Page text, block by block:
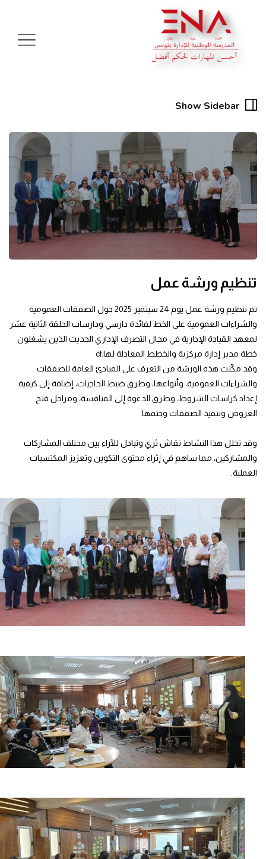
Show Sidebar
تنظيم ورشة عمل
تم تنظيم ورشة عمل يوم 24 سبتمبر 2025 حول الصفقات العمومية
والشراءات العمومية على الخط لفائدة دارسي ودارسات الحلقة الثانية عشر
لمعهد القيادة الإدارية في مجال التصرف الإداري الحديث الذين يشغلون
خطة مدير إدارة مركزية والخطط المعادلة لها.cf
وقد مكّنت هذه الورشة من التعرف على المبادئ العامة للصفقات
والشراءات العمومية، وأنواعها، وطرق ضبط الحاجيات، إضافة إلى كيفية
إعداد كراسات الشروط، وطرق الدعوة إلى المنافسة، ومراحل فتح
العروض وتنفيذ الصفقات وختمها.
وقد تخلل هذا النشاط نقاش ثري وتبادل للآراء بين مختلف المشاركات
والمشاركين، مما ساهم في إثراء محتوى التكوين وتعزيز المكتسبات
العملية.